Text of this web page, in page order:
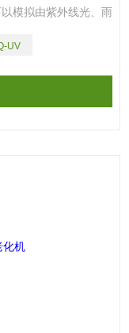
模拟由紫外线光、雨
利用冷凝拟湿气和
UV